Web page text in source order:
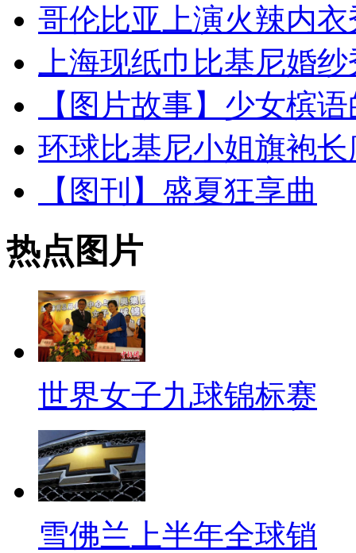
哥伦比亚上演火辣内衣
上海现纸巾比基尼婚
【图片故事】少女槟语
环球比基尼小姐旗袍长
【图刊】盛夏狂享曲
热点图片
世界女子九球锦标赛
雪佛兰上半年全球销